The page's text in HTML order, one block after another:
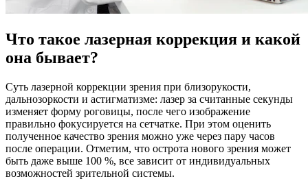
Что такое лазерная коррекция и какой
она бывает?
Суть лазерной коррекции зрения при близорукости,
дальнозоркости и астигматизме: лазер за считанные секунды
изменяет форму роговицы, после чего изображение
правильно фокусируется на сетчатке. При этом оценить
полученное качество зрения можно уже через пару часов
после операции. Отметим, что острота нового зрения может
быть даже выше 100 %, все зависит от индивидуальных
возможностей зрительной системы.